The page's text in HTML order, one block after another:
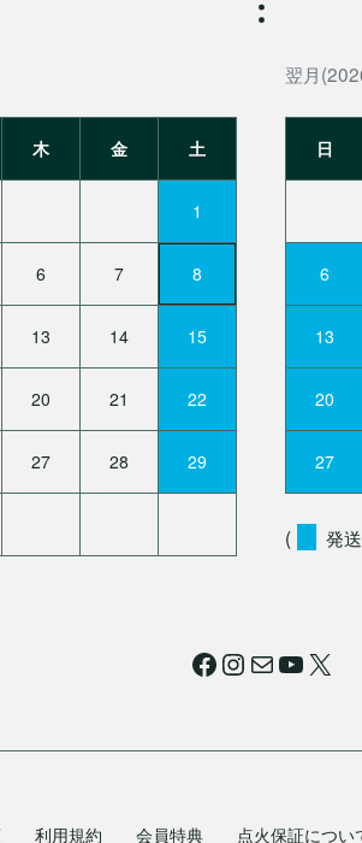
木 金 土
1
6 7 8
13 14 15
20 21 22
27 28 29
翌月
日
6
13
20
27
( 発
Facebook Instagram メールYouTube X
利用規約 会員特典 点火保証につい